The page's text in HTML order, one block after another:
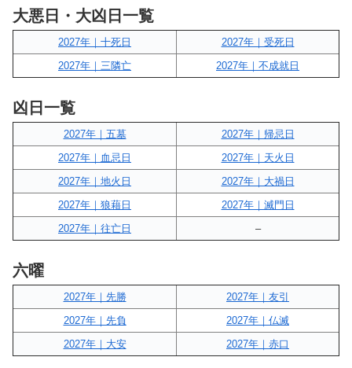
大悪日・大凶日一覧
2027年｜十死日
2027年｜受死日
2027年｜三隣亡
2027年｜不成就日
凶日一覧
2027年｜五墓
2027年｜帰忌日
2027年｜血忌日
2027年｜天火日
2027年｜地火日
2027年｜大禍日
2027年｜狼藉日
2027年｜滅門日
2027年｜往亡日
–
六曜
2027年｜先勝
2027年｜友引
2027年｜先負
2027年｜仏滅
2027年｜大安
2027年｜赤口